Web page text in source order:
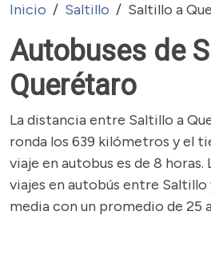
Inicio Saltillo Saltillo a
Autobuses de
Querétaro
La distancia entre Saltillo a
ronda los 639 kilómetros y el
viaje en autobus es de 8 horas.
viajes en autobús entre Saltillo
media con un promedio de 25